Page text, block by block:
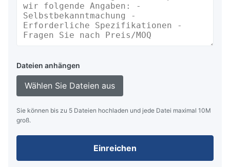
Dateien anhängen
Wählen Sie Dateien aus
Sie können bis zu 5 Dateien hochladen und jede Datei maximal 10M
groß.
Einreichen